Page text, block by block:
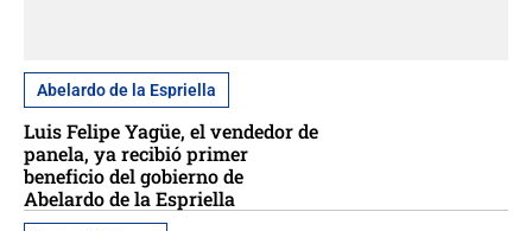
Abelardo de la Espriella
Luis Felipe Yagüe, el vendedor de
panela, ya recibió primer
beneficio del gobierno de
Abelardo de la Espriella